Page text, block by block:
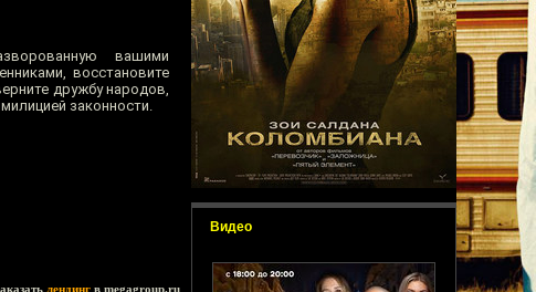
Видео
вашими
восстановите
дружбу народов,
законности.
лендинг в megagroup.ru